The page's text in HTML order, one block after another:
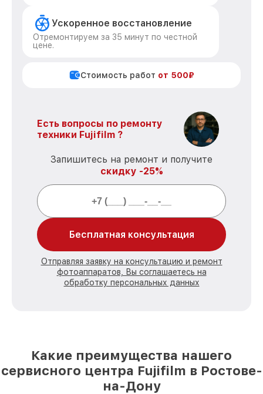
Ускоренное восстановление
Отремонтируем за 35 минут по честной
цене.
Стоимость работ от 500₽
Есть вопросы по ремонту
техники Fujifilm ?
Запишитесь на ремонт и получите
скидку -25%
Бесплатная консультация
Отправляя заявку на консультацию и ремонт
фотоаппаратов, Вы соглашаетесь на
обработку персональных данных
Какие преимущества нашего
сервисного центра Fujifilm в Ростове-
на-Дону